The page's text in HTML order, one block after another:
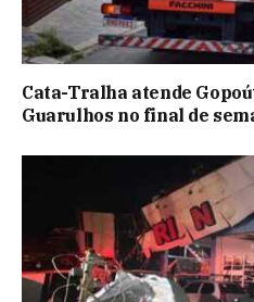
Cata-Tralha atende
Guarulhos no final de